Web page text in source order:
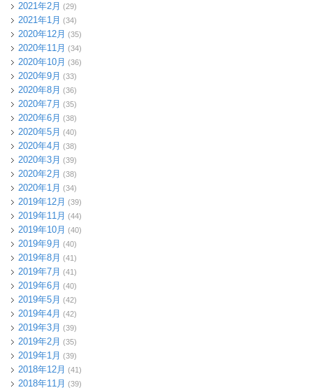
2021年2月 (29)
2021年1月 (34)
2020年12月 (35)
2020年11月 (34)
2020年10月 (36)
2020年9月 (33)
2020年8月 (36)
2020年7月 (35)
2020年6月 (38)
2020年5月 (40)
2020年4月 (38)
2020年3月 (39)
2020年2月 (38)
2020年1月 (34)
2019年12月 (39)
2019年11月 (44)
2019年10月 (40)
2019年9月 (40)
2019年8月 (41)
2019年7月 (41)
2019年6月 (40)
2019年5月 (42)
2019年4月 (42)
2019年3月 (39)
2019年2月 (35)
2019年1月 (39)
2018年12月 (41)
2018年11月 (39)